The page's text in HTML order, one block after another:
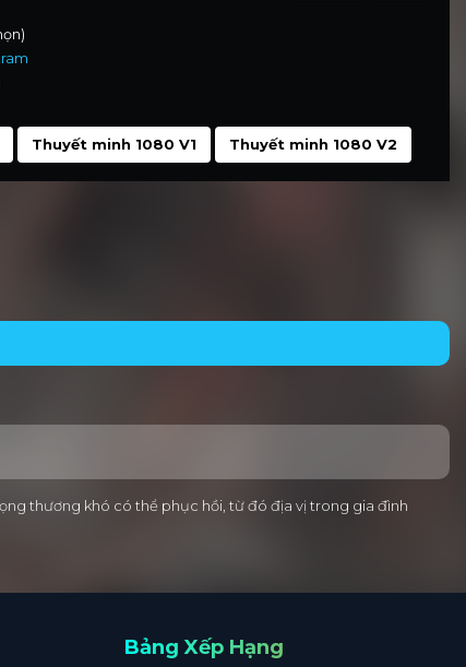
Thuyết minh 1080 V1 Thuyết minh 1080 V2
thương khó có thể phục hồi, từ đó địa vị trong gia đình
Bảng Xếp Hạng